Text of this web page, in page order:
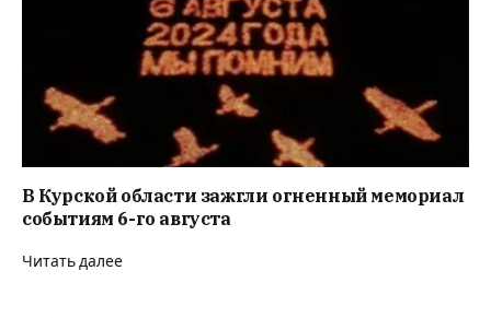
В Курской области зажгли огненный мемориал
событиям 6-го августа
Читать далее